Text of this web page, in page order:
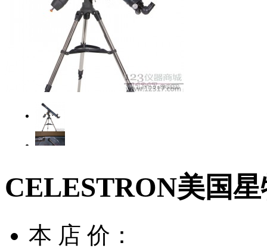
CELESTRON美国
本 店 价：